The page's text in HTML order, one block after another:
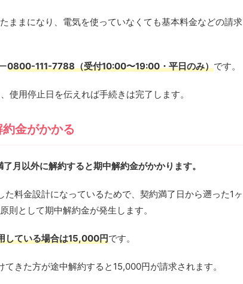
ままになり、電気を使っていなくても基本料金などの請求
0800-111-7788（受付10:00〜19:00・平日のみ）です。
使用停止日を伝えれば手続きは完了します。
金がかかる
月以外に解約すると期中解約金がかかります。
た料金設計になっているためで、契約満了日から遡った1ヶ
則として期中解約金が発生します。
している場合は15,000円です。
きた方が途中解約すると15,000円が請求されます。